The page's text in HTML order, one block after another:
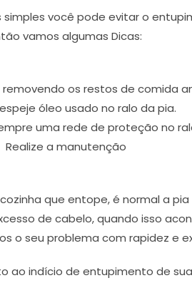
você pode evitar o
vamos algumas Dicas:
os restos de comida
óleo usado no ralo da pia.
uma rede de proteção no
Realize a manutenção
que entope, é normal a
de cabelo, quando isso
o seu problema com rapidez e
ao indício de entupimento de